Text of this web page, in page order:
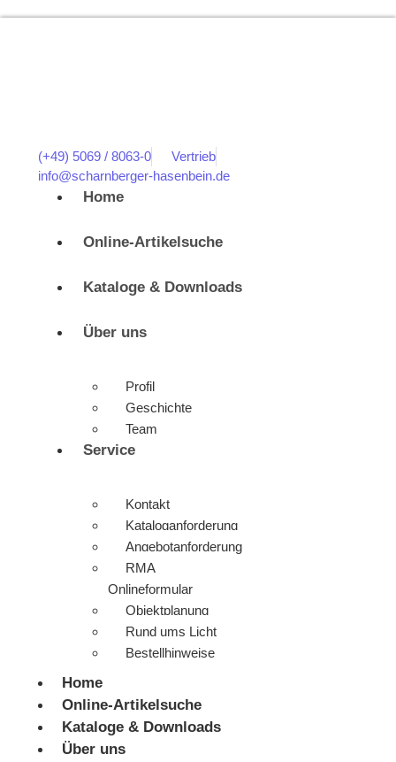
(+49) 5069 / 8063-0
Vertrieb
info@scharnberger-hasenbein.de
Home
Online-Artikelsuche
Kataloge & Downloads
Über uns
Profil
Geschichte
Team
Service
Kontakt
Kataloganforderung
Angebotanforderung
RMA
Onlineformular
Objektplanung
Rund ums Licht
Bestellhinweise
Home
Online-Artikelsuche
Kataloge & Downloads
Über uns